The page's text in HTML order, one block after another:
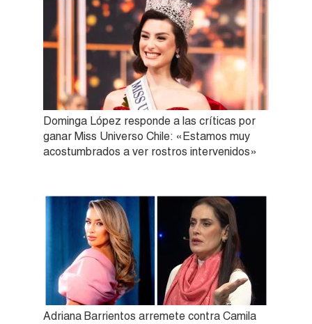
Dominga López responde a las críticas por
ganar Miss Universo Chile: «Estamos muy
acostumbrados a ver rostros intervenidos»
Adriana Barrientos arremete contra Camila